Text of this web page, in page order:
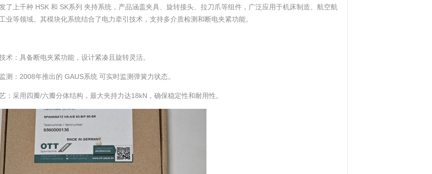
了上千种 HSK 和 SK系列 夹持系统，产品涵盖夹具、旋转接头、拉刀爪等组件，广泛应用于机床制造、航空航
业等领域。其模块化系统结合了电力牵引技术，支持多介质检测和断电夹紧功能。
术‌：具备断电夹紧功能，设计紧凑且旋转灵活。
测‌：2008年推出的 GAUS系统 可实时监测弹簧力状态。
：采用四瓣/六瓣分体结构，最大夹持力达18kN，确保稳定性和耐用性。